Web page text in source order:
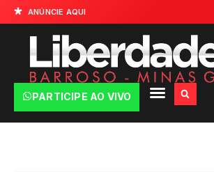
ANÚNCIE AQUI
PARTICIPE AO VIVO